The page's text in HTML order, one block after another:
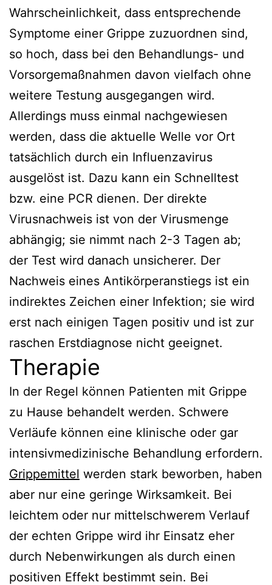
Wahrscheinlichkeit, dass entsprechende
Symptome einer Grippe zuzuordnen sind,
so hoch, dass bei den Behandlungs- und
Vorsorgemaßnahmen davon vielfach ohne
weitere Testung ausgegangen wird.
Allerdings muss einmal nachgewiesen
werden, dass die aktuelle Welle vor Ort
tatsächlich durch ein Influenzavirus
ausgelöst ist. Dazu kann ein Schnelltest
bzw. eine PCR dienen. Der direkte
Virusnachweis ist von der Virusmenge
abhängig; sie nimmt nach 2-3 Tagen ab;
der Test wird danach unsicherer. Der
Nachweis eines Antikörperanstiegs ist ein
indirektes Zeichen einer Infektion; sie wird
erst nach einigen Tagen positiv und ist zur
raschen Erstdiagnose nicht geeignet.
Therapie
In der Regel können Patienten mit Grippe
zu Hause behandelt werden. Schwere
Verläufe können eine klinische oder gar
intensivmedizinische Behandlung erfordern.
Grippemittel werden stark beworben, haben
aber nur eine geringe Wirksamkeit. Bei
leichtem oder nur mittelschwerem Verlauf
der echten Grippe wird ihr Einsatz eher
durch Nebenwirkungen als durch einen
positiven Effekt bestimmt sein. Bei